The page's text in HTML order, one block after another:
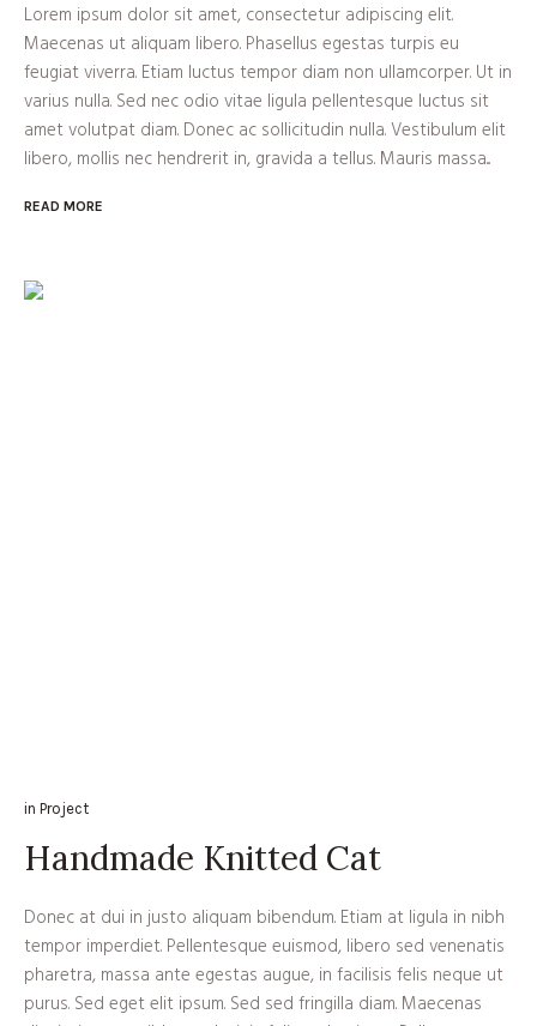
Lorem ipsum dolor sit amet, consectetur adipiscing elit.
Maecenas ut aliquam libero. Phasellus egestas turpis eu
feugiat viverra. Etiam luctus tempor diam non ullamcorper. Ut in
varius nulla. Sed nec odio vitae ligula pellentesque luctus sit
amet volutpat diam. Donec ac sollicitudin nulla. Vestibulum elit
libero, mollis nec hendrerit in, gravida a tellus. Mauris massa...
READ MORE
in Project
Handmade Knitted Cat
Donec at dui in justo aliquam bibendum. Etiam at ligula in nibh
tempor imperdiet. Pellentesque euismod, libero sed venenatis
pharetra, massa ante egestas augue, in facilisis felis neque ut
purus. Sed eget elit ipsum. Sed sed fringilla diam. Maecenas